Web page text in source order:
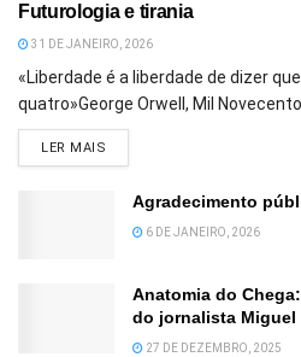
Futurologia e tirania
31 DE JANEIRO, 2026
«Liberdade é a liberdade de dizer
quatro»George Orwell, Mil
LER MAIS
Agradecimento
6 DE JANEIRO, 2026
Anatomia do
do jornalista Miguel
27 DE DEZEMBRO, 2025